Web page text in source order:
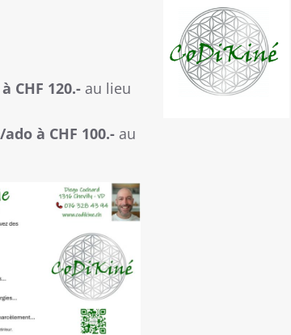
CHF 120.- au lieu
à CHF 100.- au